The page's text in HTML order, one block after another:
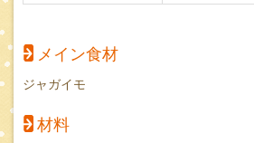
メイン食材
ジャガイモ
材料